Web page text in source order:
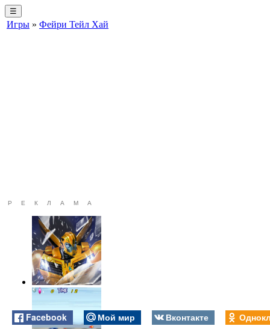
☰
Игры » Фейри Тейл Хай
РЕКЛАМА
Facebook Мой мир Вконтакте